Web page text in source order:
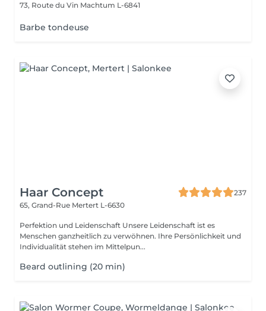
73, Route du Vin Machtum L-6841
Barbe tondeuse
Haar Concept
237
65, Grand-Rue Mertert L-6630
Perfektion und Leidenschaft Unsere Leidenschaft ist es
Menschen ganzheitlich zu verwöhnen. Ihre Persönlichkeit und
Individualität stehen im Mittelpun...
Beard outlining (20 min)